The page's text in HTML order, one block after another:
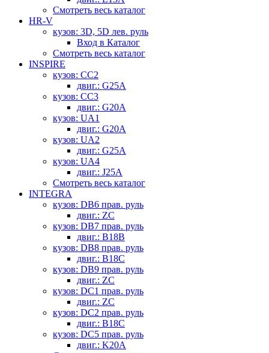
Смотреть весь каталог
HR-V
кузов: 3D, 5D лев. руль
Вход в Каталог
Смотреть весь каталог
INSPIRE
кузов: CC2
двиг.: G25A
кузов: CC3
двиг.: G20A
кузов: UA1
двиг.: G20A
кузов: UA2
двиг.: G25A
кузов: UA4
двиг.: J25A
Смотреть весь каталог
INTEGRA
кузов: DB6 прав. руль
двиг.: ZC
кузов: DB7 прав. руль
двиг.: B18B
кузов: DB8 прав. руль
двиг.: B18C
кузов: DB9 прав. руль
двиг.: ZC
кузов: DC1 прав. руль
двиг.: ZC
кузов: DC2 прав. руль
двиг.: B18C
кузов: DC5 прав. руль
двиг.: K20A